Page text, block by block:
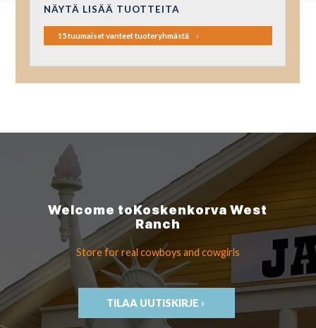
NÄYTÄ LISÄÄ TUOTTEITA
15 tuumaiset vanteet tuoteryhmästä
Welcome toKoskenkorvaWest
Ranch
Store for real cowboys and cowgirls
TILAA UUTISKIRJE ›